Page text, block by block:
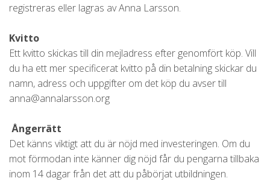
registreras eller lagras av Anna Larsson.
Kvitto
Ett kvitto skickas till din mejladress efter genomfört köp. Vill
du ha ett mer specificerat kvitto på din betalning skickar du
namn, adress och uppgifter om det köp du avser till
anna@annalarsson.org
Ångerrätt
Det känns viktigt att du är nöjd med investeringen. Om du
mot förmodan inte känner dig nöjd får du pengarna tillbaka
inom 14 dagar från det att du påbörjat utbildningen.